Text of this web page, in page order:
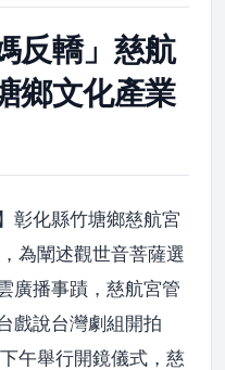
反轎」慈航
鄉文化產業
彰化縣竹塘鄉慈航宮
為闡述觀世音菩薩選
廣播事蹟，慈航宮管
戲說台灣劇組開拍
午舉行開鏡儀式，慈